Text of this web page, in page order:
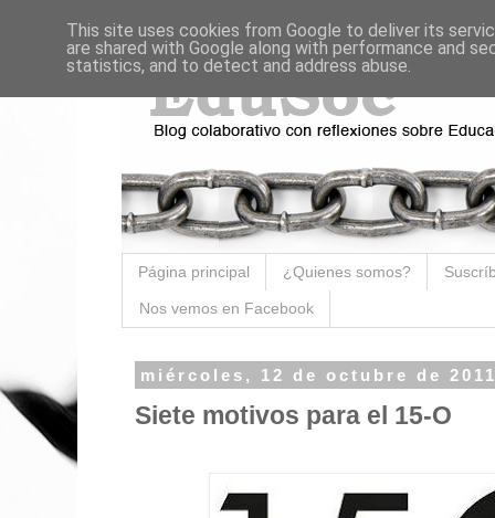
Página principal ¿Quienes somos?
Nos vemos en Facebook
miércoles, 12 de octubre de
Siete motivos para el 15-O
This site uses cookies from Google to deliver its
are shared with Google along with performance and
statistics, and to detect and address abuse.